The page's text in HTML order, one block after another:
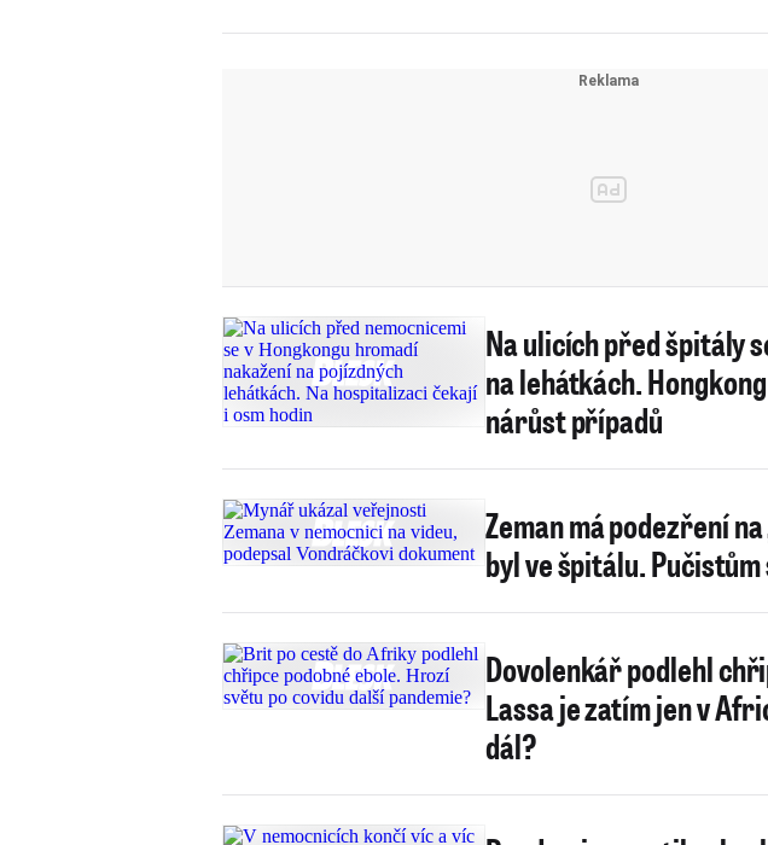
Na ulicích před špitály
na lehátkách.
nárůst případů
Zeman má podezření
byl ve špitálu.
Dovolenkář podlehl
Lassa je zatím jen v
dál?